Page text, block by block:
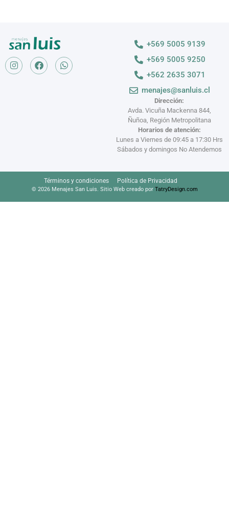
Dirección:
Avda. Vicuña Mackenna 844,
Ñuñoa, Región Metropolitana
Horarios de atención:
Lunes a Viernes de 09:45 a 17:30 Hrs
Sábados y domingos No Atendemos
+569 5005 9139
+569 5005 9250
+562 2635 3071
menajes@sanluis.cl
Términos y condiciones Política de Privacidad
© 2026 Menajes San Luis. Sitio Web creado por TatryDesign.com